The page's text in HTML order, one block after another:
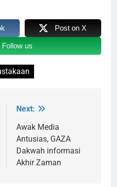
Post on X
Follow us
Next:
Awak Media
Antusias, GAZA
Dakwah informasi
Akhir Zaman